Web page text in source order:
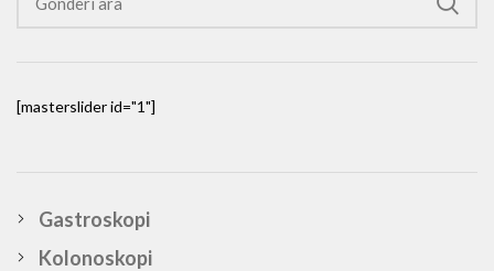
[masterslider id="1"]
Gastroskopi
Kolonoskopi